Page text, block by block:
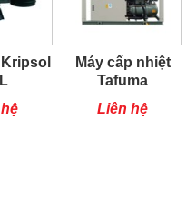
Máy cấp nhiệt
Tafuma
TSQ100RP
Liên hệ